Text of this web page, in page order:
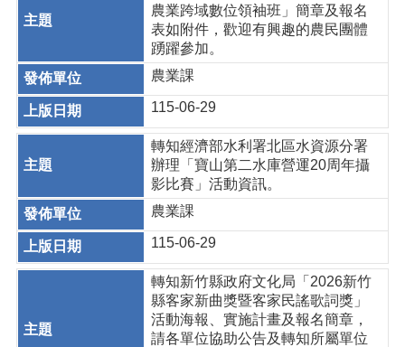
農業跨域數位領袖班」簡章及報名
表如附件，歡迎有興趣的農民團體
踴躍參加。
農業課
115-06-29
轉知經濟部水利署北區水資源分署
辦理「寶山第二水庫營運20周年攝
影比賽」活動資訊。
農業課
115-06-29
轉知新竹縣政府文化局「2026新竹
縣客家新曲獎暨客家民謠歌詞獎」
活動海報、實施計畫及報名簡章，
請各單位協助公告及轉知所屬單位